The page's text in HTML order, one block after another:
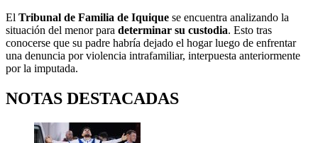
El Tribunal de Familia de Iquique se encuentra analizando la
situación del menor para determinar su custodia. Esto tras
conocerse que su padre habría dejado el hogar luego de enfrentar
una denuncia por violencia intrafamiliar, interpuesta anteriormente
por la imputada.
NOTAS DESTACADAS